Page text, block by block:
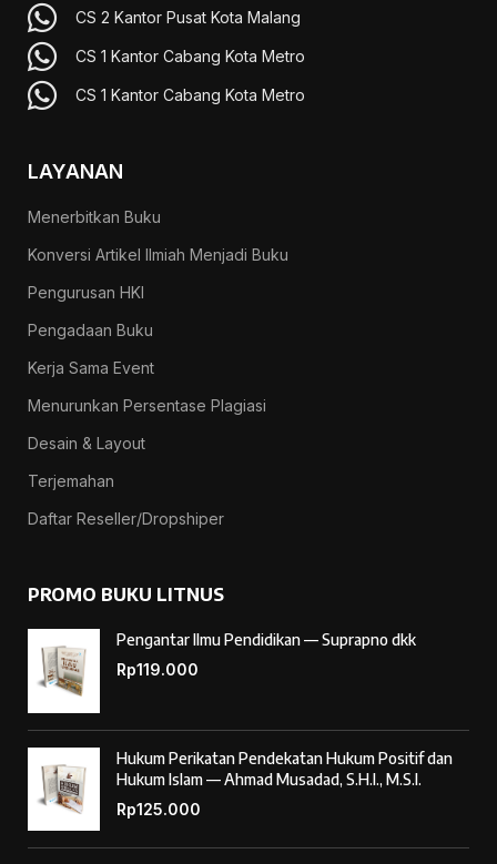
CS 2 Kantor Pusat Kota Malang
CS 1 Kantor Cabang Kota Metro
CS 1 Kantor Cabang Kota Metro
LAYANAN
Menerbitkan Buku
Konversi Artikel Ilmiah Menjadi Buku
Pengurusan HKI
Pengadaan Buku
Kerja Sama Event
Menurunkan Persentase Plagiasi
Desain & Layout
Terjemahan
Daftar Reseller/Dropshiper
PROMO BUKU LITNUS
Pengantar Ilmu Pendidikan — Suprapno dkk
Rp119.000
Hukum Perikatan Pendekatan Hukum Positif dan
Hukum Islam — Ahmad Musadad, S.H.I., M.S.I.
Rp125.000